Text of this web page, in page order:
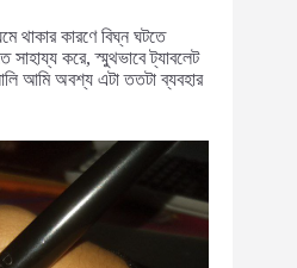
থাকার কারণে বিঘ্ন ঘটতে
সাহায্য করে, স্মুথভাবে ট্যাবলেট
আমি অবশ্য এটা ততটা ব্যবহার